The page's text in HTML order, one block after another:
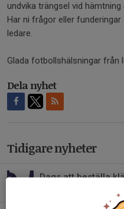
undvika trängsel vid
Har ni frågor eller
ledare.
Glada fotbollshälsningar från
Dela nyhet
Tidigare nyheter
Dags att beställa